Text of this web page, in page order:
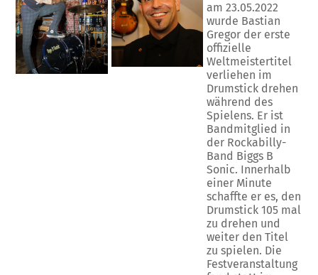
am 23.05.2022
wurde Bastian
Gregor der erste
offizielle
Weltmeistertitel
verliehen im
Drumstick drehen
während des
Spielens. Er ist
Bandmitglied in
der Rockabilly-
Band Biggs B
Sonic. Innerhalb
einer Minute
schaffte er es, den
Drumstick 105 mal
zu drehen und
weiter den Titel
zu spielen. Die
Festveranstaltung